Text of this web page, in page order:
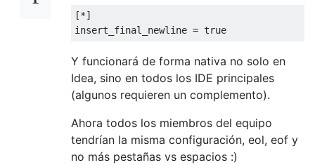
[*]
Y funcionará de forma nativa no solo en
Idea, sino en todos los IDE principales
(algunos requieren un complemento).
Ahora todos los miembros del equipo
tendrían la misma configuración, eol, eof y
no más pestañas vs espacios :)